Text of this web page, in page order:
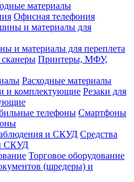
материалы
Офисная телефония
и материалы для переплета
Принтеры, МФУ,
Расходные материалы
Резаки для
Смартфоны
Средства
СКУД
Торговое оборудование